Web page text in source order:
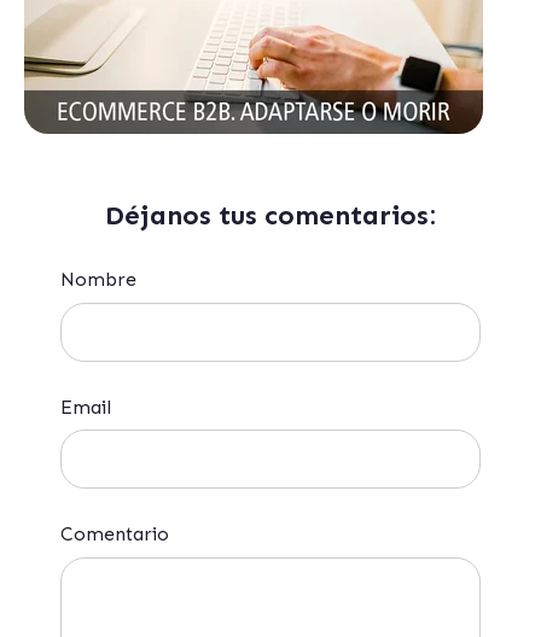
Déjanos tus comentarios:
Nombre
Email
Comentario